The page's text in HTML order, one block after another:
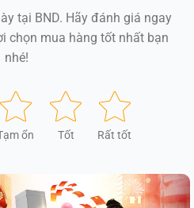
tại BND. Hãy đánh giá ngay
chọn mua hàng tốt nhất bạn
nhé!
ổn Tốt Rất tốt